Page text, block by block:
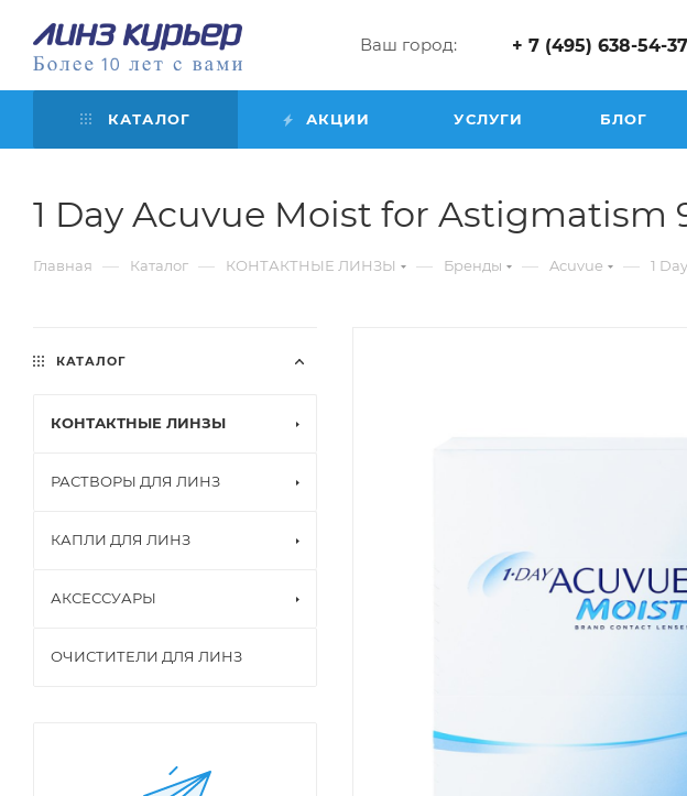
Ваш город: + 7 (495) 638-54-37
КАТАЛОГ АКЦИИ УСЛУГИ БЛОГ
1 Day Acuvue Moist for Astigmatism
Главная — Каталог — КОНТАКТНЫЕ ЛИНЗЫ — Бренды — Acuvue — 1
КАТАЛОГ
КОНТАКТНЫЕ ЛИНЗЫ
РАСТВОРЫ ДЛЯ ЛИНЗ
КАПЛИ ДЛЯ ЛИНЗ
АКСЕССУАРЫ
ОЧИСТИТЕЛИ ДЛЯ ЛИНЗ